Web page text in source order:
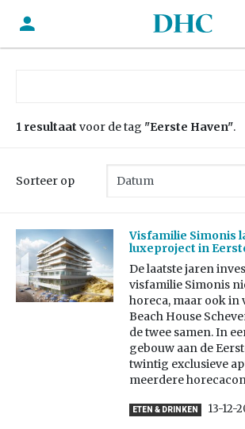
1 resultaat voor de tag "Eerste Haven".
Sorteer op
Visfamilie Simonis
luxeproject in
De laatste jaren
visfamilie Simonis
horeca, maar ook in
Beach House
de twee samen. In
gebouw aan de
twintig exclusieve
meerdere
ETEN & DRINKEN 13-12-